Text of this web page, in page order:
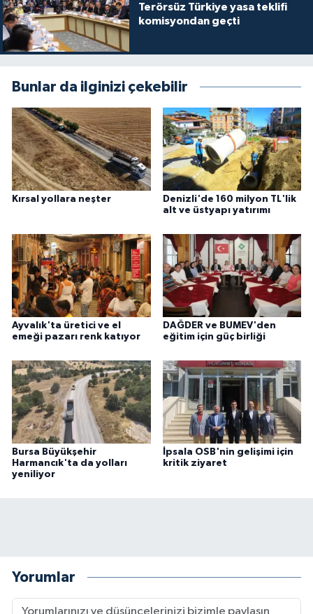
Terörsüz Türkiye yasa teklifi
komisyondan geçti
Bunlar da ilginizi çekebilir
Kırsal yollara neşter
Denizli'de 160 milyon TL'lik
alt ve üstyapı yatırımı
Ayvalık'ta üretici ve el
emeği pazarı renk katıyor
DAĞDER ve BUMEV'den
eğitim için güç birliği
Bursa Büyükşehir
Harmancık'ta da yolları
yeniliyor
İpsala OSB'nin gelişimi için
kritik ziyaret
Yorumlar